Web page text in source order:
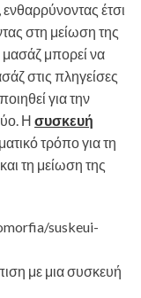
έτσι
στη μείωση της
μασάζ μπορεί να
στις πληγείσες
για την
Η συσκευή
τρόπο για τη
τη μείωση της
suskeui-
με μια συσκευή